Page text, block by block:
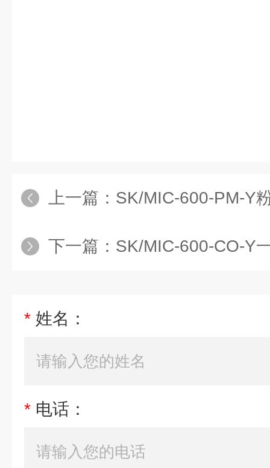
上一篇： SK/MIC-600-PM-Y
下一篇： SK/MIC-600-CO-Y一
* 姓名：
* 电话：